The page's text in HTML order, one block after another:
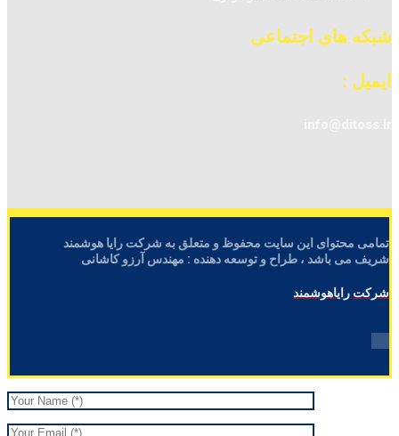
شبکه های اجتماعی
ایمیل :
تمامی محتوای این سایت محفوظ و متعلق به شرکت رایا هوشمند
شریف می باشد ، طراح و توسعه دهنده : مهندس آرزو کاشانی
شرکت رایاهوشمند